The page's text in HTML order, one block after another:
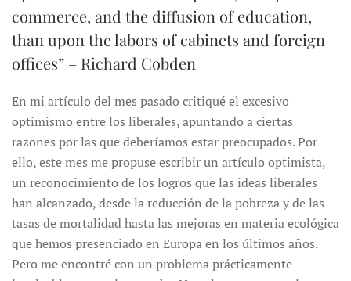
commerce, and the diffusion of education,
than upon the labors of cabinets and foreign
offices” – Richard Cobden
En mi artículo del mes pasado critiqué el excesivo
optimismo entre los liberales, apuntando a ciertas
razones por las que deberíamos estar preocupados. Por
ello, este mes me propuse escribir un artículo optimista,
un reconocimiento de los logros que las ideas liberales
han alcanzado, desde la reducción de la pobreza y de las
tasas de mortalidad hasta las mejoras en materia ecológica
que hemos presenciado en Europa en los últimos años.
Pero me encontré con un problema prácticamente